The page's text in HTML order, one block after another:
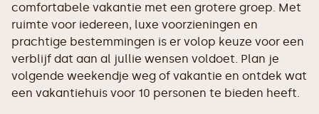
comfortabele vakantie met een grotere groep. Met
ruimte voor iedereen, luxe voorzieningen en
prachtige bestemmingen is er volop keuze voor een
verblijf dat aan al jullie wensen voldoet. Plan je
volgende weekendje weg of vakantie en ontdek wat
een vakantiehuis voor 10 personen te bieden heeft.